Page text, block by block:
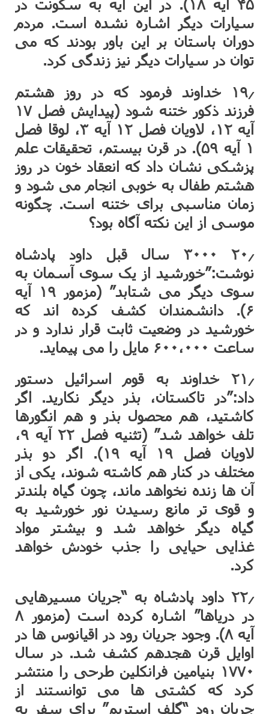
۴۵ آیه ۱۸). در این آیه به سکونت در
سیارات دیگر اشاره نشده است. مردم
دوران باستان بر این باور بودند که می
توان در سیارات دیگر نیز زندگی کرد.
۱۹٫ خداوند فرمود که در روز هشتم
فرزند ذکور ختنه شود (پیدایش فصل ۱۷
آیه ۱۲، لاویان فصل ۱۲ آیه ۳، لوقا فصل
۱ آیه ۵۹). در قرن بیستم، تحقیقات علم
پزشکی نشان داد که انعقاد خون در روز
هشتم طفال به خوبی انجام می شود و
زمان مناسبی برای ختنه است. چگونه
موسی از این نکته آگاه بود؟
۲۰٫ ۳۰۰۰ سال قبل داود پادشاه
نوشت:”خورشید از یک سوی آسمان به
سوی دیگر می شتابد” (مزمور ۱۹ آیه
۶). دانشمندان کشف کرده اند که
خورشید در وضعیت ثابت قرار ندارد و در
ساعت ۶۰۰،۰۰۰ مایل را می پیماید.
۲۱٫ خداوند به قوم اسرائیل دستور
داد:”در تاکستان، بذر دیگر نکارید. اگر
کاشتید، هم محصول بذر و هم انگورها
تلف خواهد شد” (تثنیه فصل ۲۲ آیه ۹،
لاویان فصل ۱۹ آیه ۱۹). اگر دو بذر
مختلف در کنار هم کاشته شوند، یکی از
آن ها زنده نخواهد ماند، چون گیاه بلندتر
و قوی تر مانع رسیدن نور خورشید به
گیاه دیگر خواهد شد و بیشتر مواد
غذایی حیایی را جذب خودش خواهد
کرد.
۲۲٫ داود پادشاه به “جریان مسیرهایی
در دریاها” اشاره کرده است (مزمور ۸
آیه ۸). وجود جریان رود در اقیانوس ها در
اوایل قرن هجدهم کشف شد. در سال
۱۷۷۰ بنیامین فرانکلین طرحی را منتشر
کرد که کشتی ها می توانستند از
جریان رود “گلف استریم” برای سفر به